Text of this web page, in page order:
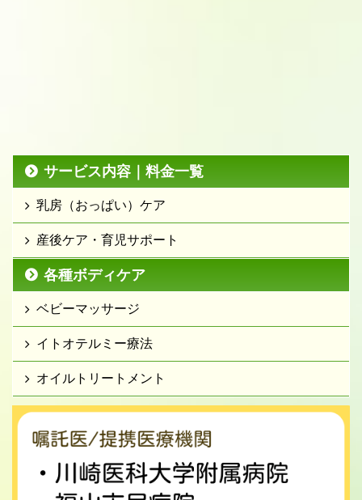
サービス内容｜料金一覧
乳房（おっぱい）ケア
産後ケア・育児サポート
各種ボディケア
ベビーマッサージ
イトオテルミー療法
オイルトリートメント